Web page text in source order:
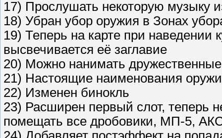
17) Прослушать некоторую музыку
18) Убран убор оружия в Зонах
19) Теперь на карте при наведении
высвечивается её заглавие
20) Можно нанимать
21) Настоящие наименования
22) Изменен бинокль
23) Расширен первый слот, теперь
помещать все дробовики, МП-5,